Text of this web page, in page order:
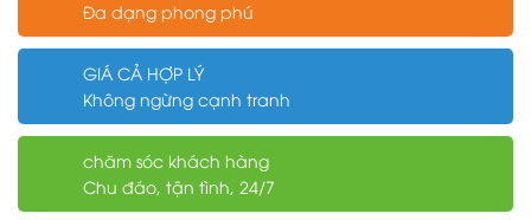
Đa dạng phong phú
GIÁ CẢ HỢP LÝ
Không ngừng cạnh tranh
chăm sóc khách hàng
Chu đáo, tận tình, 24/7